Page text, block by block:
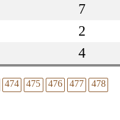
7
2
4
474 475 476 477
478